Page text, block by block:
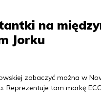
na
Jorku
zobaczyć można w
tam markę